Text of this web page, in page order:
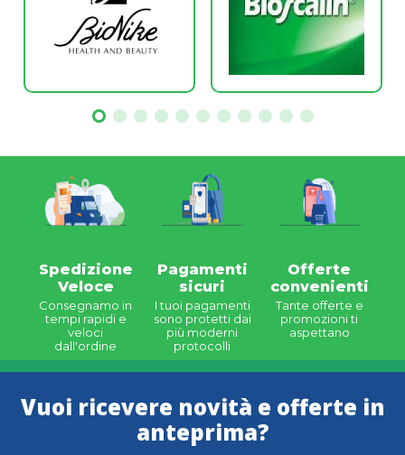
Spedizione
Veloce
Consegnamo in
tempi rapidi e
veloci
dall'ordine
Pagamenti
sicuri
I tuoi pagamenti
sono protetti dai
più moderni
protocolli
Offerte
convenienti
Tante offerte e
promozioni ti
aspettano
Vuoi ricevere novità e offerte in
anteprima?